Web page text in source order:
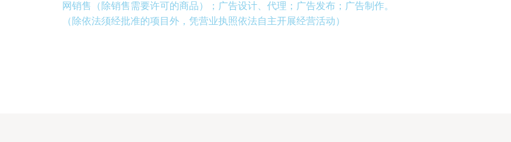
网销售（除销售需要许可的商品）；广告设计、代理；广告发布；广告制作。
（除依法须经批准的项目外，凭营业执照依法自主开展经营活动）